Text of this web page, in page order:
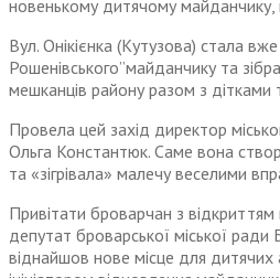
новенькому дитячому
Вул. Онікієнка (Кутузова) стала
Рошенівського”майданчику та
мешканців району разом з дітками
Провела цей захід директор
Ольга Константюк. Саме вона
та «зігрівала» малечу веселими
Привітати броварчан з
депутат броварської міської
віднайшов нове місце для дитячих